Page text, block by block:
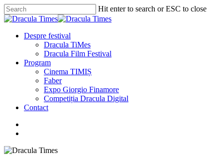
Skip
to
content
Hit enter to search or ESC to close
Close
search
Menu
Despre festival
Dracula TiMes
Dracula Film Festival
Program
Cinema TIMIȘ
Faber
Expo Giorgio Finamore
Competiția Dracula Digital
Contact